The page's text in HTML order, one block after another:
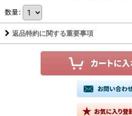
数量:
返品特約に関する重要事項